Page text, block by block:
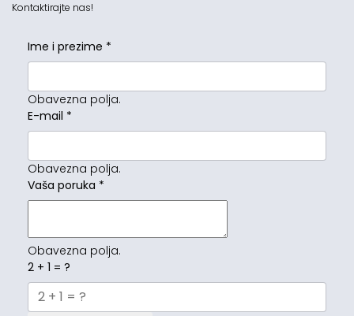
Kontaktirajte nas!
Ime i prezime *
Obavezna polja.
E-mail *
Obavezna polja.
Vaša poruka *
Obavezna polja.
2 + 1 = ?